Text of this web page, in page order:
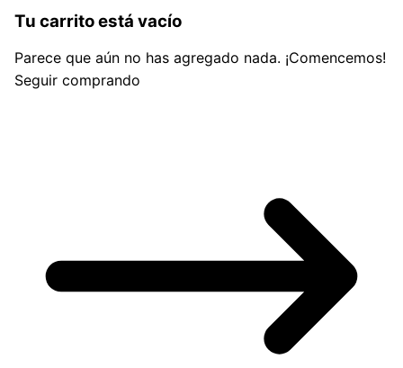
Tu carrito está vacío
Parece que aún no has agregado nada. ¡Comencemos!
Seguir comprando